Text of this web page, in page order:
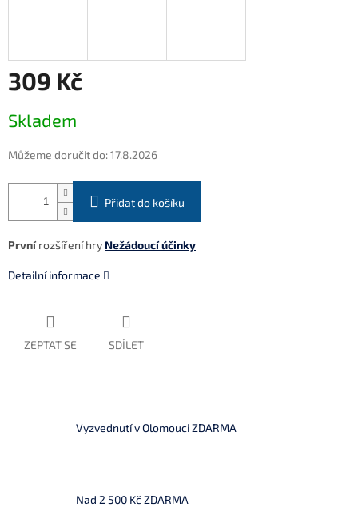
309 Kč
cena:
Skladem
Můžeme doručit do:17.8.2026
Přidat do košíku
Prvnírozšíření hry Nežádoucí účinky
Detailní informace
ZEPTAT SE SDÍLET
Vyzvednutí v Olomouci ZDARMA
Nad 2 500 Kč ZDARMA